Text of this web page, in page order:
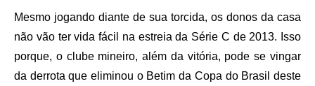
Mesmo jogando diante de sua torcida, os donos da casa
não vão ter vida fácil na estreia da Série C de 2013. Isso
porque, o clube mineiro, além da vitória, pode se vingar
da derrota que eliminou o Betim da Copa do Brasil deste